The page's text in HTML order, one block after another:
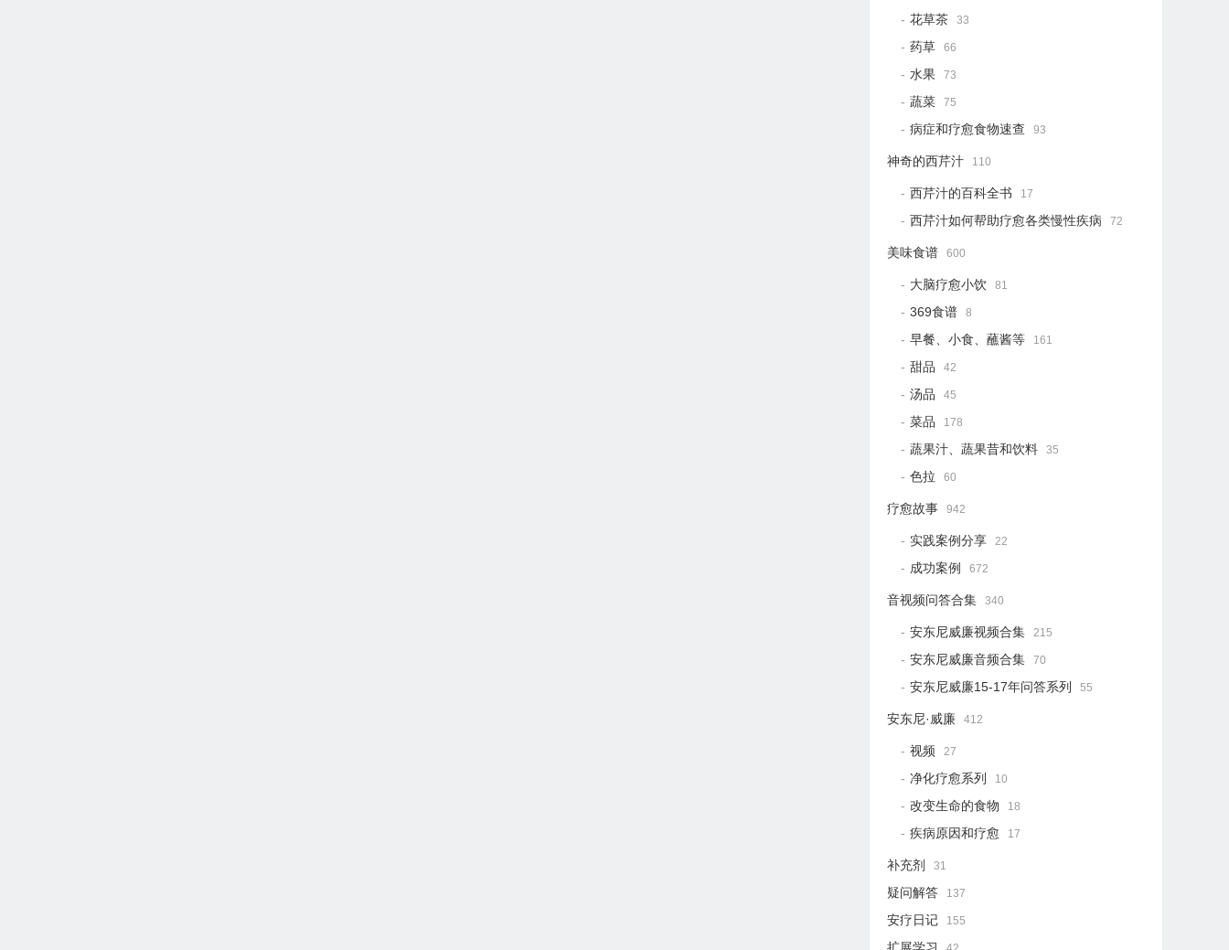
花草茶 33
药草 66
水果 73
蔬菜 75
病症和疗愈食物速查 93
神奇的西芹汁 110
西芹汁的百科全书 17
西芹汁如何帮助疗愈各类慢性疾病 72
美味食谱 600
大脑疗愈小饮 81
369食谱 8
早餐、小食、蘸酱等 161
甜品 42
汤品 45
菜品 178
蔬果汁、蔬果昔和饮料 35
色拉 60
疗愈故事 942
实践案例分享 22
成功案例 672
音视频问答合集 340
安东尼威廉视频合集 215
安东尼威廉音频合集 70
安东尼威廉15-17年问答系列 55
安东尼·威廉 412
视频 27
净化疗愈系列 10
改变生命的食物 18
疾病原因和疗愈 17
补充剂 31
疑问解答 137
安疗日记 155